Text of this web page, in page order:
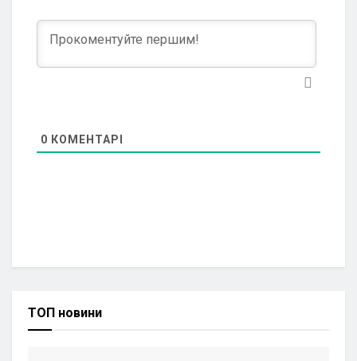
0 КОМЕНТАРІ
ТОП новини